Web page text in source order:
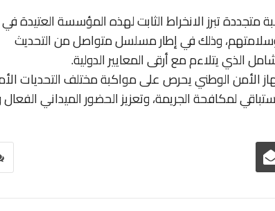
تبرز الانخراط الثابت لهذه المؤسسة العتيدة في
وذلك في إطار مسلسل متواصل من التحديث
الذي يتلاءم مع أرقى المعايير الدولية.
ماي من سنة 1956، ما فتئ جهاز الأمن الوطني يحرص على مواكبة مختلف التحديات
لمكافحة الجريمة، وتعزيز الحضور الميداني